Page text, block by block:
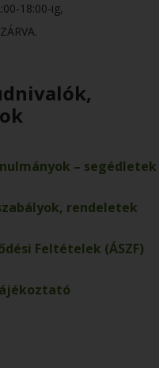
18:00-ig,
– segédletek
rendeletek
Feltételek (ÁSZF)